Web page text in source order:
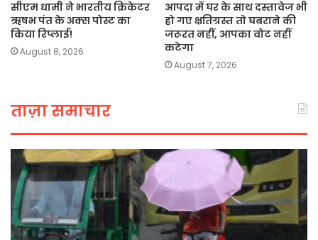
सीएम धामी ने भारतीय क्रिकेटर
ऋषभ पंत के अक्स पोस्ट का
किया रिप्लाई!
August 8, 2026
आपदा में घर के साथ दस्तावेज भी
हो गए क्षतिग्रस्त तो घबराने की
जरूरत नहीं, आपका वोट नहीं
कटेगा
August 7, 2026
ताज़ा समाचार